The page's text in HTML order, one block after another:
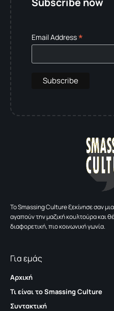
Email Address*
To Smassing Culture ξεκίνησε σαν
αγαπούν την μαζική κουλτούρα και
διαφορετική, πιο κοινωνική γωνία.
Για εμάς
Αρχική
Τι είναι το Smassing Culture
Συντακτική